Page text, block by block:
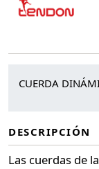
CUERDA
DESCRIPCIÓN
Las cuerdas de